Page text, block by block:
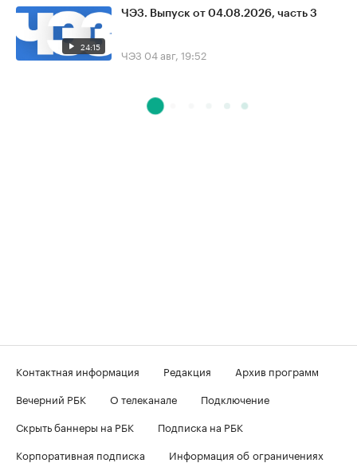
24:15
ЧЭЗ. Выпуск от 04.08.2026, часть 3
ЧЭЗ 04 авг, 19:52
Контактная информация Редакция
Архив программ
Вечерний РБК
О телеканале
Подключение
Скрыть баннеры на РБК
Подписка на РБК
Корпоративная подписка
Информация об ограничениях